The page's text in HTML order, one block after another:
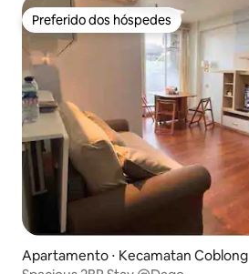
Preferido dos hóspedes
Preferido dos hóspedes
Apartamento ⋅ Kecamatan Coblong